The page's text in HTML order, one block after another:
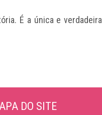
É a única e verdadeira
DO SITE